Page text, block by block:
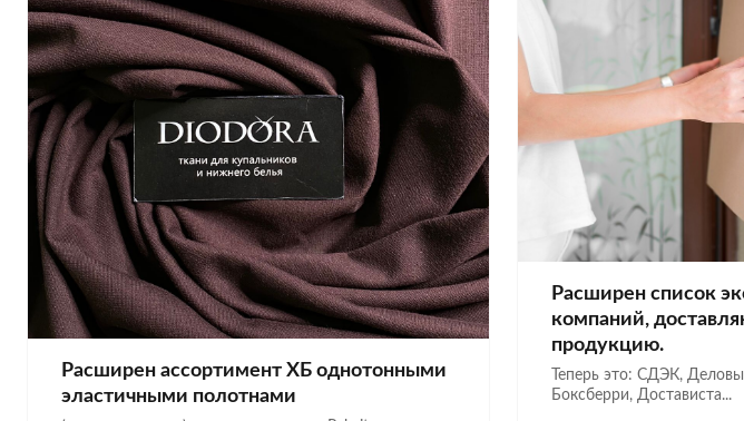
Расширен ассортимент ХБ однотонными
эластичными полотнами
Расширен список
компаний,
продукцию.
Теперь это: СДЭК,
Боксберри, Достависта...